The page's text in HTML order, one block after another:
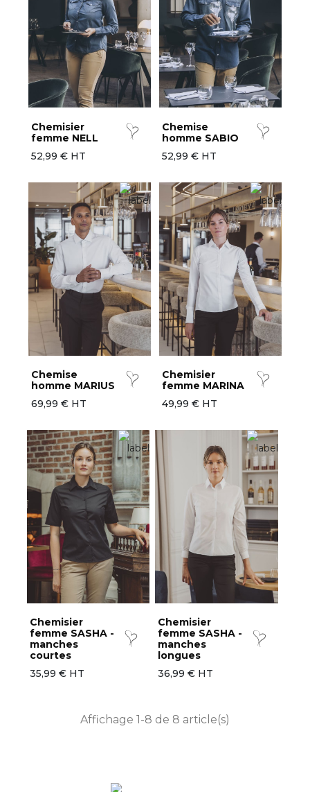
Chemisier
femme NELL
52,99 € HT
Chemise
homme SABIO
52,99 € HT
Chemise
homme MARIUS
69,99 € HT
Chemisier
femme MARINA
49,99 € HT
Chemisier
femme SASHA -
manches
courtes
35,99 € HT
Chemisier
femme SASHA -
manches
longues
36,99 € HT
Affichage 1-8 de 8 article(s)